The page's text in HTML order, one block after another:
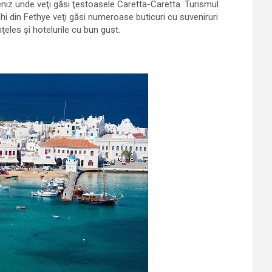
unde veţi găsi ţestoasele Caretta-Caretta. Turismul
din Fethye veţi găsi numeroase buticuri cu suveniruri
şi hotelurile cu bun gust.